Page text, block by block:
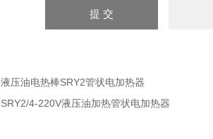
液压油电热棒SRY2管状电加热器
SRY2/4-220V液压油加热管状电加热器